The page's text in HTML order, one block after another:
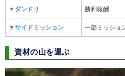
▼ダンドリ 勝利報酬
▼サイドミッション 一部ミッショ
資材の山を運ぶ